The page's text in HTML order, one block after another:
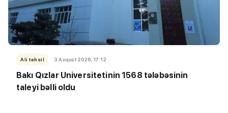
Ali təhsil 3 Avqust 2026, 17:12
Bakı Qızlar Universitetinin 1568 tələbəsinin
taleyi bəlli oldu